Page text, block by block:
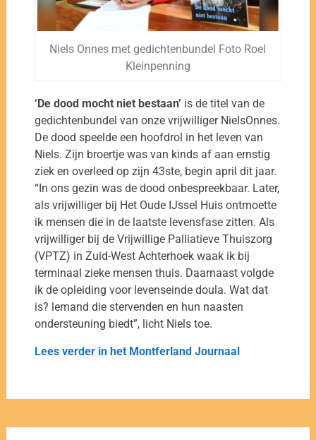
Niels Onnes met gedichtenbundel Foto Roel
Kleinpenning
‘De dood mocht niet bestaan’ is de titel van de
gedichtenbundel van onze vrijwilliger NielsOnnes.
De dood speelde een hoofdrol in het leven van
Niels. Zijn broertje was van kinds af aan ernstig
ziek en overleed op zijn 43ste, begin april dit jaar.
“In ons gezin was de dood onbespreekbaar. Later,
als vrijwilliger bij Het Oude IJssel Huis ontmoette
ik mensen die in de laatste levensfase zitten. Als
vrijwilliger bij de Vrijwillige Palliatieve Thuiszorg
(VPTZ) in Zuid-West Achterhoek waak ik bij
terminaal zieke mensen thuis. Daarnaast volgde
ik de opleiding voor levenseinde doula. Wat dat
is? lemand die stervenden en hun naasten
ondersteuning biedt”, licht Niels toe.
Lees verder in het Montferland Journaal